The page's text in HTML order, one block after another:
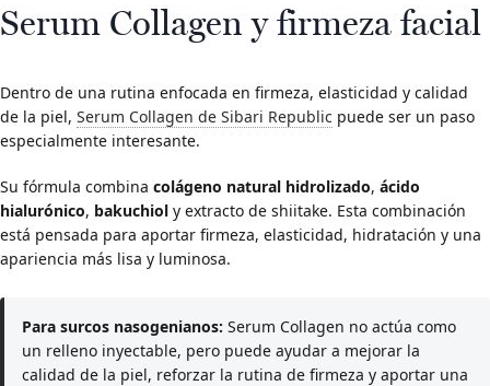
Serum Collagen y firmeza facial
Dentro de una rutina enfocada en firmeza, elasticidad y calidad
de la piel, Serum Collagen de Sibari Republic puede ser un paso
especialmente interesante.
Su fórmula combina colágeno natural hidrolizado, ácido
hialurónico, bakuchioly extracto de shiitake. Esta combinación
está pensada para aportar firmeza, elasticidad, hidratación y una
apariencia más lisa y luminosa.
Para surcos nasogenianos: Serum Collagen no actúa como
un relleno inyectable, pero puede ayudar a mejorar la
calidad de la piel, reforzar la rutina de firmeza y aportar una